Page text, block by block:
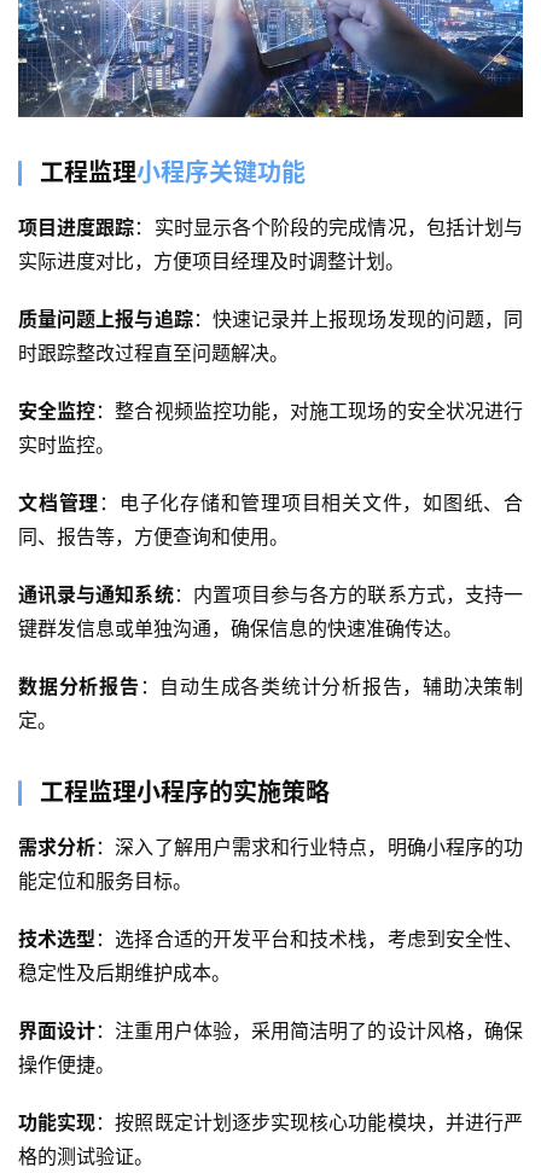
页
案
例
服
务
H
5
发
工程监理小程序关键功能
项目进度跟踪：实时显示各个阶段的完成情况，包括计划与
实际进度对比，方便项目经理及时调整计划。
质量问题上报与追踪：快速记录并上报现场发现的问题，同
时跟踪整改过程直至问题解决。
安全监控：整合视频监控功能，对施工现场的安全状况进行
实时监控。
文档管理 ：电子化存储和管理项目相关文件，如图纸、合
同、报告等，方便查询和使用。
通讯录与通知系统：内置项目参与各方的联系方式，支持一
键群发信息或单独沟通，确保信息的快速准确传达。
数据分析报告 ：自动生成各类统计分析报告，辅助决策制
定。
工程监理小程序的实施策略
需求分析：深入了解用户需求和行业特点，明确小程序的功
能定位和服务目标。
技术选型 ：选择合适的开发平台和技术栈，考虑到安全性、
稳定性及后期维护成本。
界面设计：注重用户体验，采用简洁明了的设计风格，确保
操作便捷。
功能实现：按照既定计划逐步实现核心功能模块，并进行严
格的测试验证。